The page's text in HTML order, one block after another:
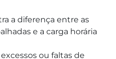
a diferença entre as
e a carga horária
ou faltas de